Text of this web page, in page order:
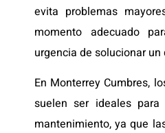
evita problemas
momento adecuado
urgencia de solucionar
En Monterrey Cumbres,
suelen ser ideales
mantenimiento, ya que